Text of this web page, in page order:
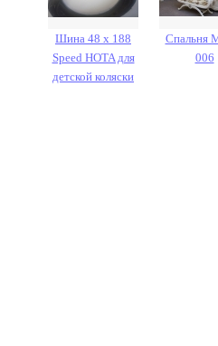
Шина 48 х 188
Speed HOTA для
детской коляски
Спальня
006